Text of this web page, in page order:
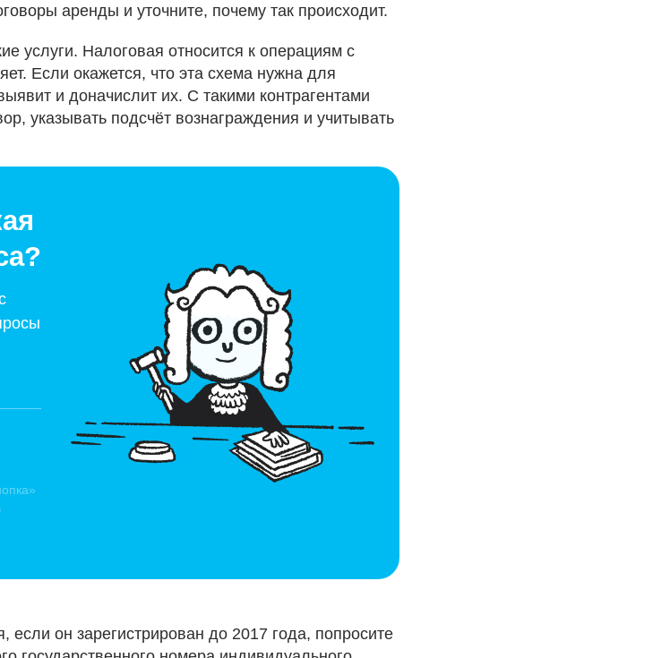
аренды и уточните, почему так происходит.
услуги. Налоговая относится к операциям с
Если окажется, что эта схема нужна для
и доначислит их. С такими контрагентами
указывать подсчёт вознаграждения и учитывать
он зарегистрирован до 2017 года, попросите